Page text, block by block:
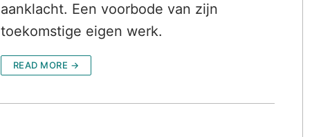
aanklacht. Een voorbode van zijn
toekomstige eigen werk.
READ MORE →